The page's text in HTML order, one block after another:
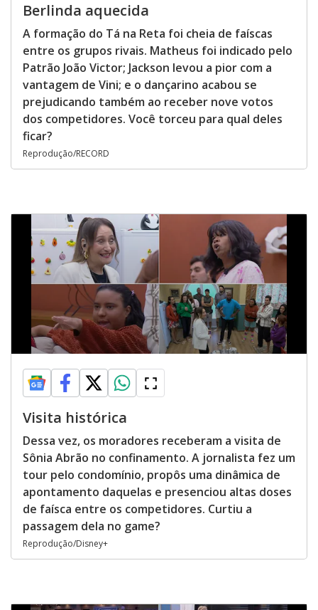
Berlinda aquecida
A formação do Tá na Reta foi cheia de faíscas
entre os grupos rivais. Matheus foi indicado pelo
Patrão João Victor; Jackson levou a pior com a
vantagem de Vini; e o dançarino acabou se
prejudicando também ao receber nove votos
dos competidores. Você torceu para qual deles
ficar?
Reprodução/RECORD
Visita histórica
Dessa vez, os moradores receberam a visita de
Sônia Abrão no confinamento. A jornalista fez um
tour pelo condomínio, propôs uma dinâmica de
apontamento daquelas e presenciou altas doses
de faísca entre os competidores. Curtiu a
passagem dela no game?
Reprodução/Disney+